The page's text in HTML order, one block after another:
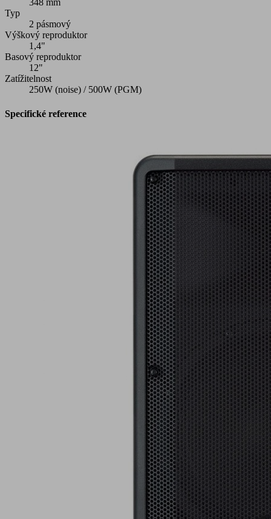
348 mm
Typ
2 pásmový
Výškový reproduktor
1,4"
Basový reproduktor
12"
Zatížitelnost
250W (noise) / 500W (PGM)
Specifické reference